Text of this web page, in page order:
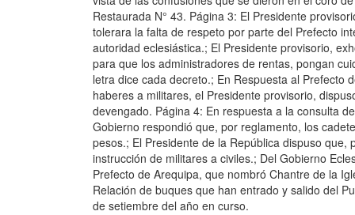
Restaurada N° 43. Página 3: El Presidente
tolerara la falta de respeto por parte del Prefecto
autoridad eclesiástica.; El Presidente provisorio,
para que los administradores de rentas, pongan
letra dice cada decreto.; En Respuesta al Prefecto
haberes a militares, el Presidente provisorio,
devengado. Página 4: En respuesta a la consulta
Gobierno respondió que, por reglamento, los
pesos.; El Presidente de la República dispuso que,
instrucción de militares a civiles.; Del Gobierno
Prefecto de Arequipa, que nombró Chantre de la
Relación de buques que han entrado y salido del
de setiembre del año en curso.